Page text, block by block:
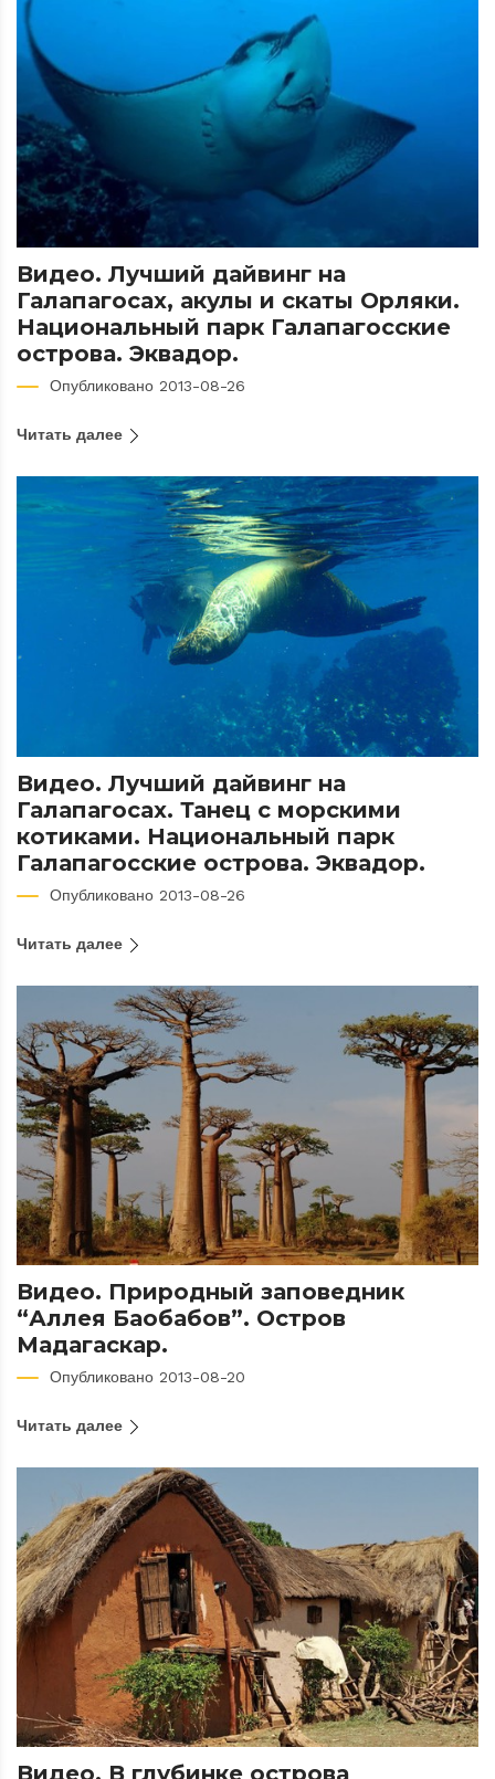
Видео. Лучший дайвинг на
Галапагосах, акулы и скаты Орляки.
Национальный парк Галапагосские
острова. Эквадор.
Опубликовано 2013-08-26
Читать далее
Видео. Лучший дайвинг на
Галапагосах. Танец с морскими
котиками. Национальный парк
Галапагосские острова. Эквадор.
Опубликовано 2013-08-26
Читать далее
Видео. Природный заповедник
“Аллея Баобабов”. Остров
Мадагаскар.
Опубликовано 2013-08-20
Читать далее